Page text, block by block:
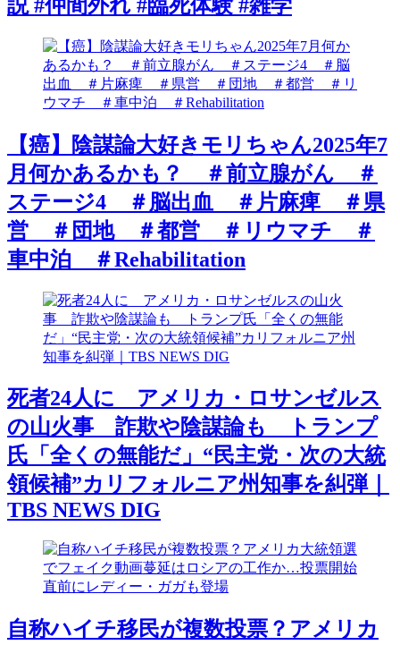
説 #仲間外れ #臨死体験 #雑学
【癌】陰謀論大好きモリちゃん2025年7
月何かあるかも？ ＃前立腺がん ＃
ステージ4 ＃脳出血 ＃片麻痺 ＃県
営 ＃団地 ＃都営 ＃リウマチ ＃
車中泊 ＃Rehabilitation
死者24人に アメリカ・ロサンゼルス
の山火事 詐欺や陰謀論も トランプ
氏「全くの無能だ」“民主党・次の大統
領候補”カリフォルニア州知事を糾弾｜
TBS NEWS DIG
自称ハイチ移民が複数投票？アメリカ